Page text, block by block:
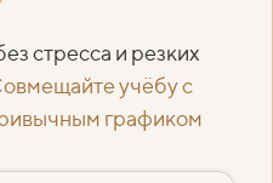
стресса и резких
учёбу с
графиком